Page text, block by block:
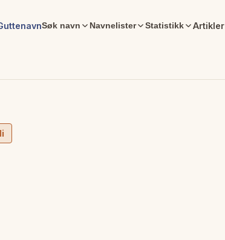
Søk navn Navnelister Statistikk Artikler